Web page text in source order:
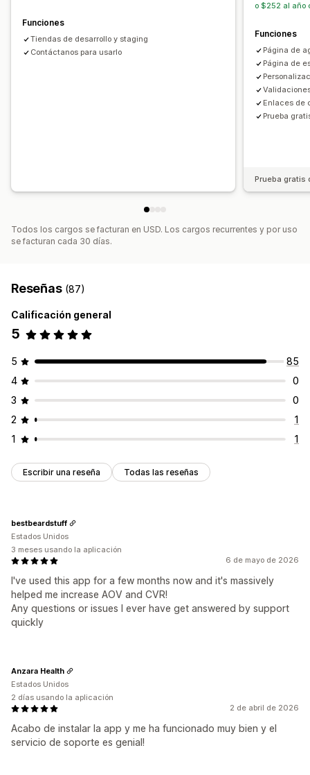
Ofertas y recomendaciones
Garantías
Protección de los envíos
Regalos gratis
Envoltura de regalo
Envío gratis
Recomendaciones de IA
Rendimiento de recomendaciones
Sugerencias de optimización
Funciones
Tiendas de desarrollo y staging
Contáctanos para usarlo
o $252 al año
Funciones
Página de
Página de
Enlaces de
Prueba
Prueba gratis
Todos los cargos se facturan en USD. Los cargos recurrentes y por uso
se facturan cada 30 días.
Reseñas (87)
Calificación general
5
5
85
4
0
3
0
2
1
1
1
Escribir una reseña Todas las reseñas
6 de mayo de 2026
I've used this app for a few months now and it's massively
helped me increase AOV and CVR!
Any questions or issues I ever have get answered by support
quickly
bestbeardstuff
Estados Unidos
3 meses usando la aplicación
2 de abril de 2026
Acabo de instalar la app y me ha funcionado muy bien y el
servicio de soporte es genial!
Anzara Health
Estados Unidos
2 días usando la aplicación